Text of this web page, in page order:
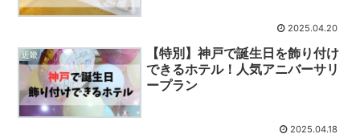
2025.04.20
近畿
【特別】神戸で誕生日を飾り付け
できるホテル！人気アニバーサリ
ープラン
2025.04.18